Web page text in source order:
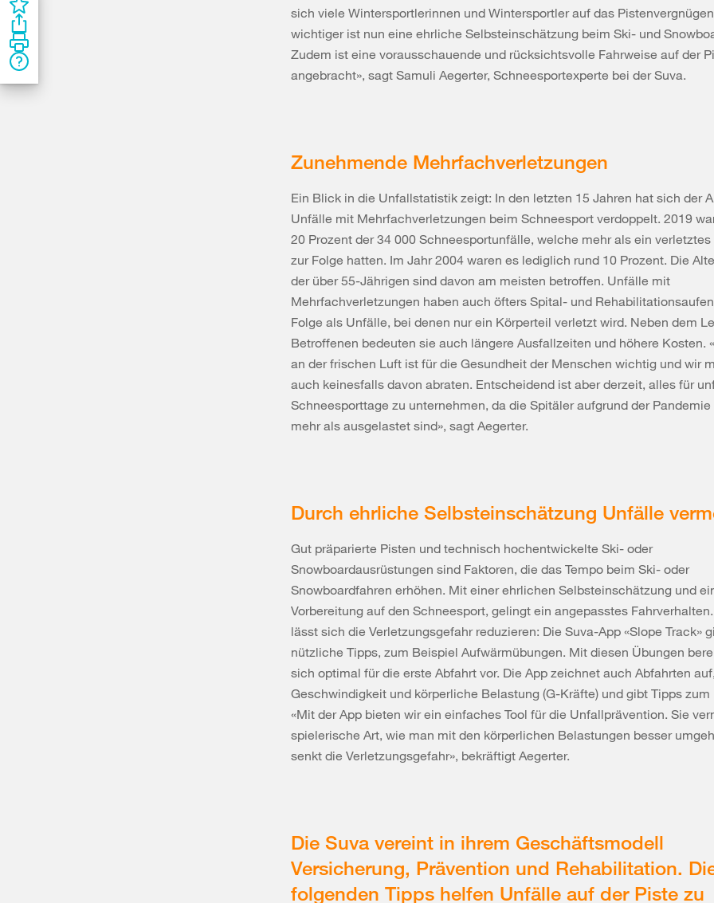
sich viele Wintersportlerinnen und Wintersportler auf das
wichtiger ist nun eine ehrliche Selbsteinschätzung beim Ski- und
Zudem ist eine vorausschauende und rücksichtsvolle Fahrweise auf der
angebracht», sagt Samuli Aegerter, Schneesportexperte bei der Suva.
Zunehmende Mehrfachverletzungen
Ein Blick in die Unfallstatistik zeigt: In den letzten 15 Jahren hat sich der
Unfälle mit Mehrfachverletzungen beim Schneesport verdoppelt. 2019
20 Prozent der 34 000 Schneesportunfälle, welche mehr als ein
zur Folge hatten. Im Jahr 2004 waren es lediglich rund 10 Prozent. Die
der über 55-Jährigen sind davon am meisten betroffen. Unfälle mit
Mehrfachverletzungen haben auch öfters Spital- und
Folge als Unfälle, bei denen nur ein Körperteil verletzt wird. Neben dem
Betroffenen bedeuten sie auch längere Ausfallzeiten und höhere Kosten.
an der frischen Luft ist für die Gesundheit der Menschen wichtig und wir
auch keinesfalls davon abraten. Entscheidend ist aber derzeit, alles für
Schneesporttage zu unternehmen, da die Spitäler aufgrund der Pandemie
mehr als ausgelastet sind», sagt Aegerter.
Durch ehrliche Selbsteinschätzung Unfälle
Gut präparierte Pisten und technisch hochentwickelte Ski- oder
Snowboardausrüstungen sind Faktoren, die das Tempo beim Ski- oder
Snowboardfahren erhöhen. Mit einer ehrlichen Selbsteinschätzung und
Vorbereitung auf den Schneesport, gelingt ein angepasstes
lässt sich die Verletzungsgefahr reduzieren: Die Suva-App «Slope Track»
nützliche Tipps, zum Beispiel Aufwärmübungen. Mit diesen Übungen
sich optimal für die erste Abfahrt vor. Die App zeichnet auch Abfahrten
Geschwindigkeit und körperliche Belastung (G-Kräfte) und gibt Tipps zum
«Mit der App bieten wir ein einfaches Tool für die Unfallprävention. Sie
spielerische Art, wie man mit den körperlichen Belastungen besser
senkt die Verletzungsgefahr», bekräftigt Aegerter.
Die Suva vereint in ihrem Geschäftsmodell
Versicherung, Prävention und Rehabilitation.
folgenden Tipps helfen Unfälle auf der Piste zu